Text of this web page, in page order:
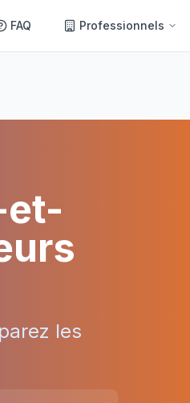
FAQ Professionnels
et-
les